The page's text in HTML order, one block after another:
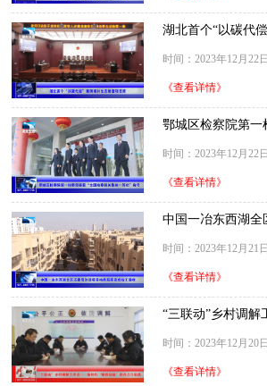
湖北首个“以碳代
时间：2023年12月22日
《查看详情》
鄂城区检察院第一
时间：2023年12月22日
《查看详情》
中国一冶东西湖全
时间：2023年12月21日
《查看详情》
“三联动”乡村调
时间：2023年12月20日
《查看详情》